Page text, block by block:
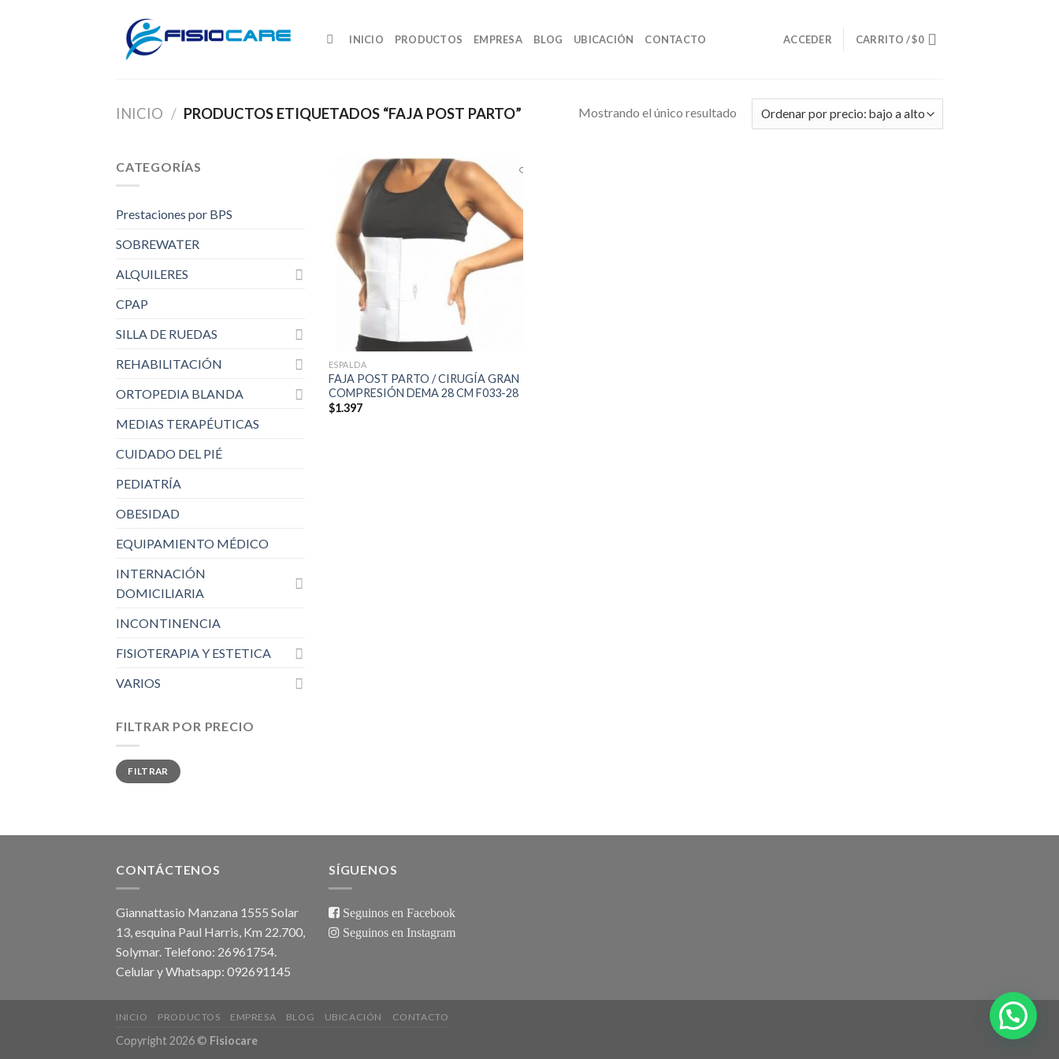
INICIO PRODUCTOS EMPRESA BLOG UBICACIÓN CONTACTO ACCEDER CARRITO /$0
INICIO / PRODUCTOS ETIQUETADOS “FAJA POST PARTO” Mostrando el único resultado
CATEGORÍAS
Prestaciones por BPS
SOBREWATER
ALQUILERES
CPAP
SILLA DE RUEDAS
REHABILITACIÓN
ORTOPEDIA BLANDA
MEDIAS TERAPÉUTICAS
CUIDADO DEL PIÉ
PEDIATRÍA
OBESIDAD
EQUIPAMIENTO MÉDICO
INTERNACIÓN
DOMICILIARIA
INCONTINENCIA
FISIOTERAPIA Y ESTETICA
VARIOS
FILTRAR POR PRECIO
Precio
mínimo
Precio
máximo
FILTRAR
ESPALDA
FAJA POST PARTO / CIRUGÍA GRAN
COMPRESIÓN DEMA 28 CM F033-28
$1.397
CONTÁCTENOS
Giannattasio Manzana 1555 Solar
13, esquina Paul Harris, Km 22.700,
Solymar. Telefono: 26961754.
Celular y Whatsapp: 092691145
SÍGUENOS
Seguinos en Facebook
Seguinos en Instagram
INICIO PRODUCTOS EMPRESA BLOG UBICACIÓN CONTACTO
Copyright 2026 © Fisiocare